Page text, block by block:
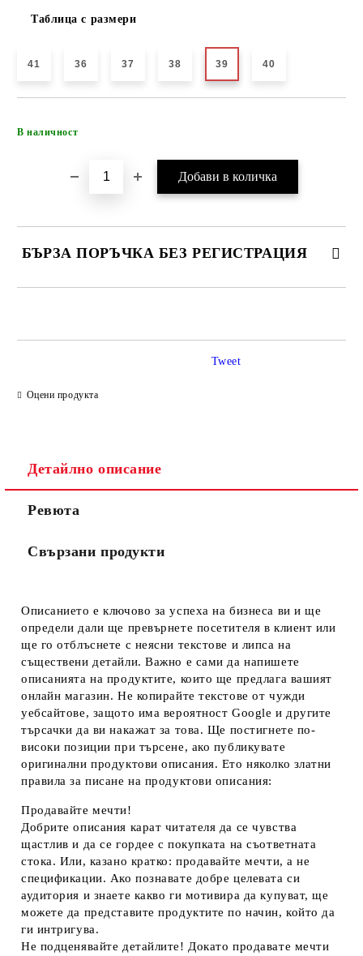
Таблица с размери
41 36 37 38 39 40
В наличност
БЪРЗА ПОРЪЧКА БЕЗ РЕГИСТРАЦИЯ
Оцени продукта
Tweet
Детайлно описание
Ревюта
Свързани продукти
Описанието е ключово за успеха на бизнеса ви и ще
определи дали ще превърнете посетителя в клиент или
ще го отблъснете с неясни текстове и липса на
съществени детайли. Важно е сами да напишете
описанията на продуктите, които ще предлага вашият
онлайн магазин. Не копирайте текстове от чужди
уебсайтове, защото има вероятност Google и другите
търсачки да ви накажат за това. Ще постигнете по-
високи позиции при търсене, ако публикувате
оригинални продуктови описания. Ето няколко златни
правила за писане на продуктови описания:
Продавайте мечти!
Добрите описания карат читателя да се чувства
щастлив и да се гордее с покупката на съответната
стока. Или, казано кратко: продавайте мечти, а не
спецификации. Ако познавате добре целевата си
аудитория и знаете какво ги мотивира да купуват, ще
можете да представите продуктите по начин, който да
ги интригува.
Не подценявайте детайлите! Докато продавате мечти